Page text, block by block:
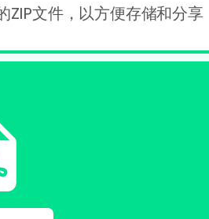
ZIP文件，以方便存储和分享